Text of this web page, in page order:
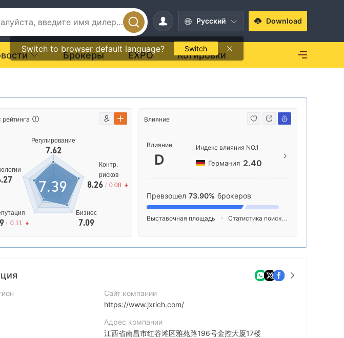
Pусский
Switch to browser default language? Switch
Download
Брокеры EXPO Котировки
рейтинга
Регулирование
7.62
/ 0.11
Бизнес
7.09
Контр.
рисков
8.26 / 0.08
7.39
Влияние
Влияние
D
Индекс влияния NO.1
Германия 2.40
Превзошел 73.90% брокеров
Выставочная площадь Статистика поиска
Сайт компании
https://www.jxrich.com/
Адрес компании
江西省南昌市红谷滩区雅苑路196号金控大厦17楼